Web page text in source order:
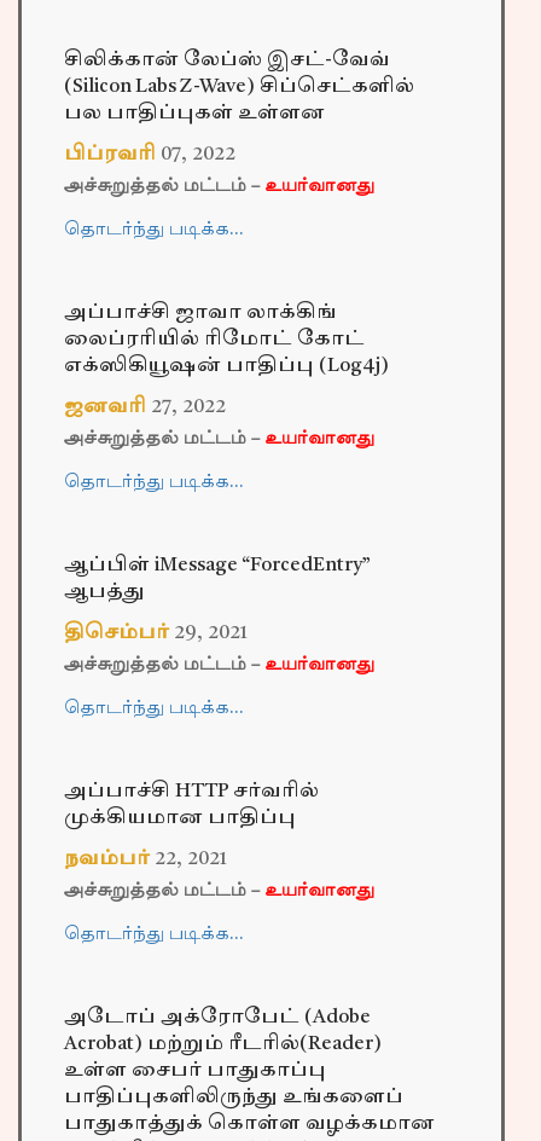
சிலிக்கான் லேப்ஸ் இசட்-வேவ்
(Silicon Labs Z-Wave) சிப்செட்களில்
பல பாதிப்புகள் உள்ளன
பிப்ரவரி 07, 2022
அச்சுறுத்தல் மட்டம் – உயர்வானது
தொடர்ந்து படிக்க…
அப்பாச்சி ஜாவா லாக்கிங்
லைப்ரரியில் ரிமோட் கோட்
எக்ஸிகியூஷன் பாதிப்பு (Log4j)
ஜனவரி 27, 2022
அச்சுறுத்தல் மட்டம் – உயர்வானது
தொடர்ந்து படிக்க…
ஆப்பிள் iMessage “ForcedEntry”
ஆபத்து
திசெம்பர் 29, 2021
அச்சுறுத்தல் மட்டம் – உயர்வானது
தொடர்ந்து படிக்க…
அப்பாச்சி HTTP சர்வரில்
முக்கியமான பாதிப்பு
நவம்பர் 22, 2021
அச்சுறுத்தல் மட்டம் – உயர்வானது
தொடர்ந்து படிக்க…
அடோப் அக்ரோபேட் (Adobe
Acrobat) மற்றும் ரீடரில்(Reader)
உள்ள சைபர் பாதுகாப்பு
பாதிப்புகளிலிருந்து உங்களைப்
பாதுகாத்துக் கொள்ள வழக்கமான